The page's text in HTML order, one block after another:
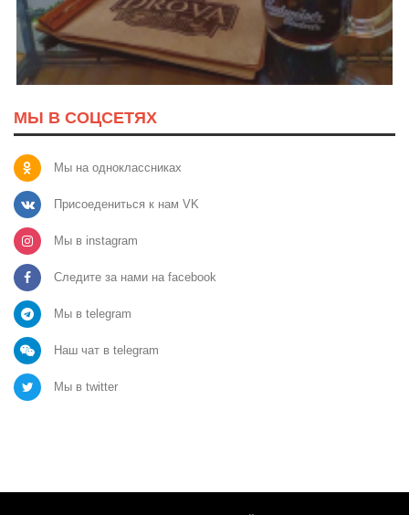
МЫ В СОЦСЕТЯХ
Мы на одноклассниках
Присоедениться к нам VK
Мы в instagram
Следите за нами на facebook
Мы в telegram
Наш чат в telegram
Мы в twitter